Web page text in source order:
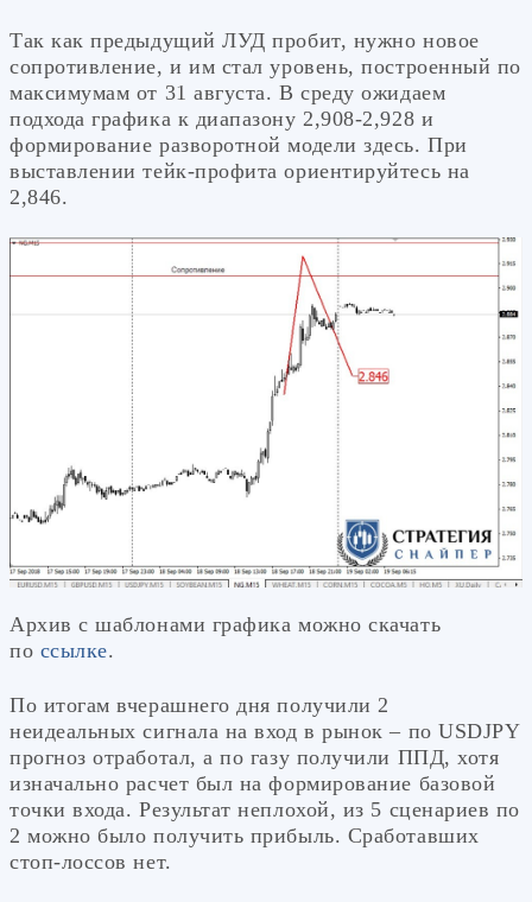
Так как предыдущий ЛУД пробит, нужно новое
сопротивление, и им стал уровень, построенный по
максимумам от 31 августа. В среду ожидаем
подхода графика к диапазону 2,908-2,928 и
формирование разворотной модели здесь. При
выставлении тейк-профита ориентируйтесь на
2,846.
Архив с шаблонами графика можно скачать
по ссылке.
По итогам вчерашнего дня получили 2
неидеальных сигнала на вход в рынок – по USDJPY
прогноз отработал, а по газу получили ППД, хотя
изначально расчет был на формирование базовой
точки входа. Результат неплохой, из 5 сценариев по
2 можно было получить прибыль. Сработавших
стоп-лоссов нет.